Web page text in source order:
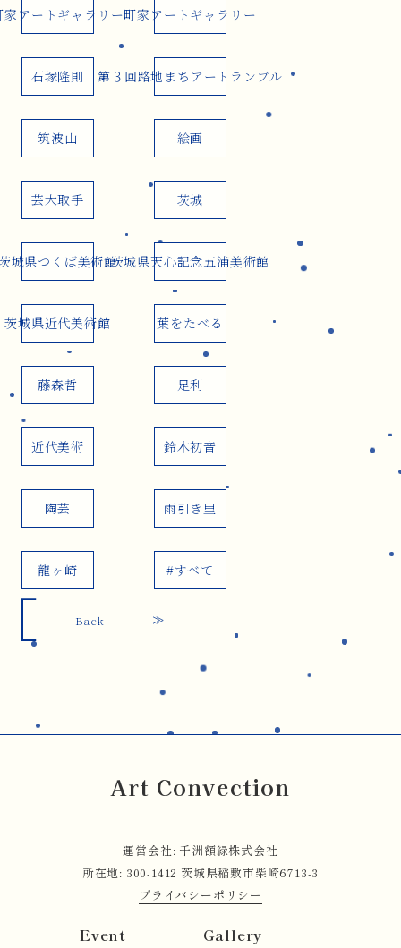
家アートギャラリー町家アートギャラリー
石塚隆則 第３回路地まちアートランブル
筑波山 絵画
芸大取手 茨城
城県つくば美術館茨城県天心記念五浦美術館
茨城県近代美術館 葉をたべる
藤森哲 足利
近代美術 鈴木初音
陶芸 雨引き里
龍ヶ崎 #すべて
Back
Art Convection
運営会社: 千洲額緑株式会社
所在地: 300-1412 茨城県稲敷市柴崎6713-3
プライバシーポリシー
Event Gallery